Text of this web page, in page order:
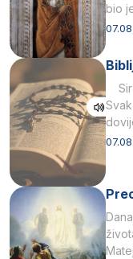
bio
Sir